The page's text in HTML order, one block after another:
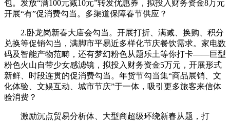
包。发放“满100元减10元”转发优惠券，拟投入财务资金8万元
开展“有”促消费勾当。多渠道保障春节供应？
2.卧龙岗新春大庙会勾当。开展打折、满减、换购、积分
兑换等促销勾当，满脚市平易近多样化节庆餐饮需求。家电数
码及智能产物范畴，还有梦幻粉色从题乐土等你打卡——巨型
粉色火山自带少女感滤镜，拟投入财务资金5万元，开展形式
新鲜、时段连贯的促消费勾当。年货节勾当集“商品展销、文
化体验、文娱互动、城市节庆”于一体，吸引更多旅客来信体
验消费？
激励沉点贸易分析体、大型商超级环绕新春从题，打